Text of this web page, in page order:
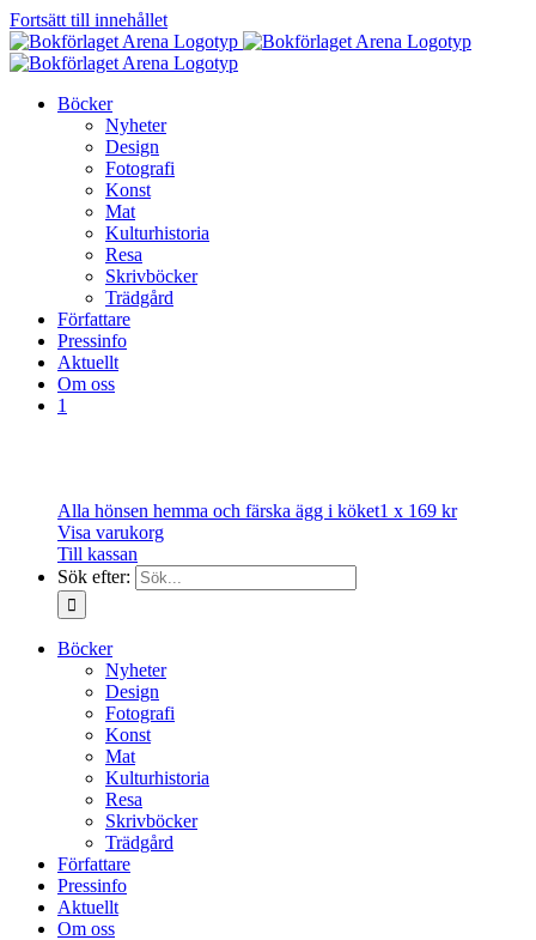
Fortsätt till innehållet
Böcker
Nyheter
Design
Fotografi
Konst
Mat
Kulturhistoria
Resa
Skrivböcker
Trädgård
Författare
Pressinfo
Aktuellt
Om oss
1
Alla hönsen hemma och färska ägg i köket1 x 169 kr
Visa varukorg
Till kassan
Sök efter:
Böcker
Nyheter
Design
Fotografi
Konst
Mat
Kulturhistoria
Resa
Skrivböcker
Trädgård
Författare
Pressinfo
Aktuellt
Om oss